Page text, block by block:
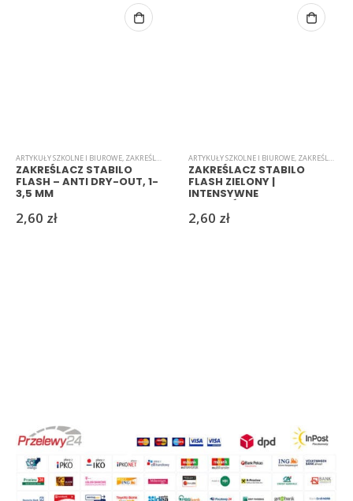
ARTYKUŁY SZKOLNE I BIUROWE, ZAKREŚLACZE
ZAKREŚLACZ STABILO
FLASH – ANTI DRY-OUT, 1-
3,5 MM
2,60 zł
ARTYKUŁY SZKOLNE I BIUROWE, ZAKREŚLACZE
ZAKREŚLACZ STABILO
FLASH ZIELONY |
INTENSYWNE
2,60 zł